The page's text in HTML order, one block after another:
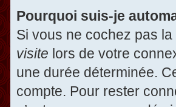
Pourquoi suis-je
Si vous ne cochez pas
visite lors de votre
une durée déterminée.
compte. Pour rester